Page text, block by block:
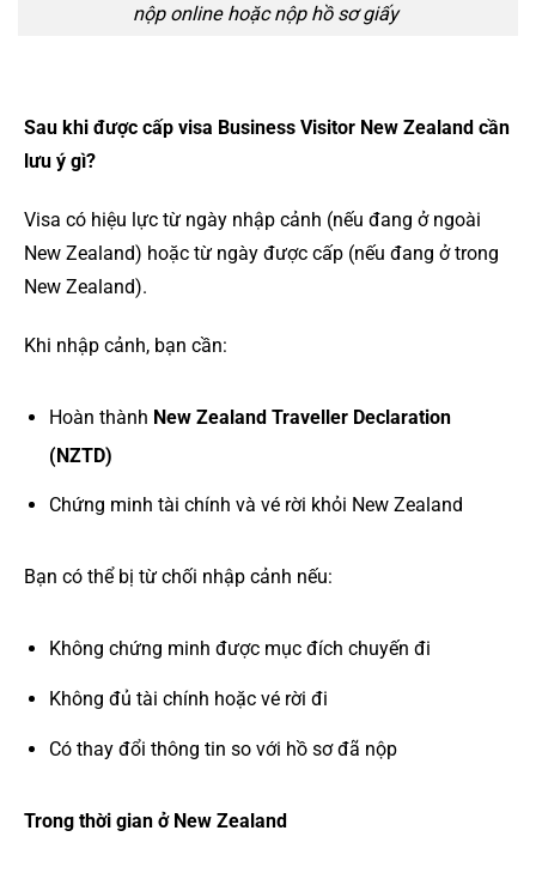
nộp online hoặc nộp hồ sơ giấy
Sau khi được cấp visa Business Visitor New Zealand cần
lưu ý gì?
Visa có hiệu lực từ ngày nhập cảnh (nếu đang ở ngoài
New Zealand) hoặc từ ngày được cấp (nếu đang ở trong
New Zealand).
Khi nhập cảnh, bạn cần:
Hoàn thành New Zealand Traveller Declaration
(NZTD)
Chứng minh tài chính và vé rời khỏi New Zealand
Bạn có thể bị từ chối nhập cảnh nếu:
Không chứng minh được mục đích chuyến đi
Không đủ tài chính hoặc vé rời đi
Có thay đổi thông tin so với hồ sơ đã nộp
Trong thời gian ở New Zealand